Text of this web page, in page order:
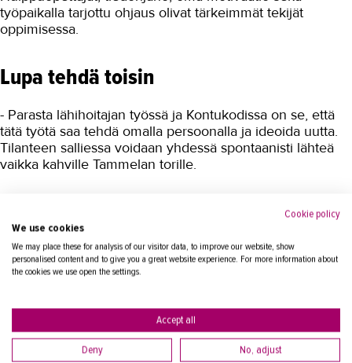
Mittausklinikka
Yhdessä kohti kotihoidon muutosta
osataan entistä paremmin
Monipuolinen koulutuskokonaisuus
Pirkanmaan Senioripalveluiden
henkilöstölle
Urheiluhieronta
Valimotekniikka
Ympäristöala
työpaikalla tarjottu ohjaus olivat tärkeimmät tekijät
oppimisessa.
Lupa tehdä toisin
- Parasta lähihoitajan työssä ja Kontukodissa on se, että
tätä työtä saa tehdä omalla persoonalla ja ideoida uutta.
Tilanteen salliessa voidaan yhdessä spontaanisti lähteä
vaikka kahville Tammelan torille.
hauskaa. Asioita tehdään yhdessä eikä kukaan ole
ylempänä toista; meillä ei ole hierarkiaa.
Yhteisöstä muodostuu tuttu ja turvallinen perhe.
- Toisinaan asukkaat luulevat, että mekin asumme täällä,
Palonen hymyilee.
Cookie policy
We use cookies
We may place these for analysis of our visitor data, to improve our website, show
personalised content and to give you a great website experience. For more information about
the cookies we use open the settings.
Accept all
Deny No, adjust